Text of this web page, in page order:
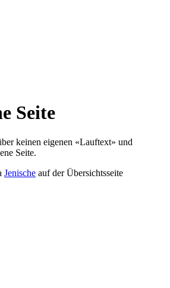
Seite
keinen eigenen «Lauftext» und
Seite.
Jenische auf der Übersichtsseite